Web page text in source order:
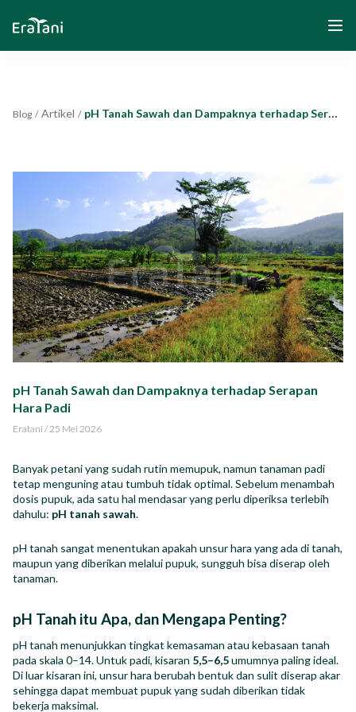
Tentang Kami
Solusi
Komunitas dan Program
Yayasan Segenggam Beras
Media
ID EN
Blog / Artikel / pH Tanah Sawah dan Dampaknya terhadap Serapan Hara Padi
pH Tanah Sawah dan Dampaknya terhadap Serapan
Hara Padi
Eratani /25 Mei 2026
Banyak petani yang sudah rutin memupuk, namun tanaman padi
tetap menguning atau tumbuh tidak optimal. Sebelum menambah
dosis pupuk, ada satu hal mendasar yang perlu diperiksa terlebih
dahulu: pH tanah sawah.
pH tanah sangat menentukan apakah unsur hara yang ada di tanah,
maupun yang diberikan melalui pupuk, sungguh bisa diserap oleh
tanaman.
pH Tanah itu Apa, dan Mengapa Penting?
pH tanah menunjukkan tingkat kemasaman atau kebasaan tanah
pada skala 0–14. Untuk padi, kisaran 5,5–6,5umumnya paling ideal.
Di luar kisaran ini, unsur hara berubah bentuk dan sulit diserap akar
sehingga dapat membuat pupuk yang sudah diberikan tidak
bekerja maksimal.